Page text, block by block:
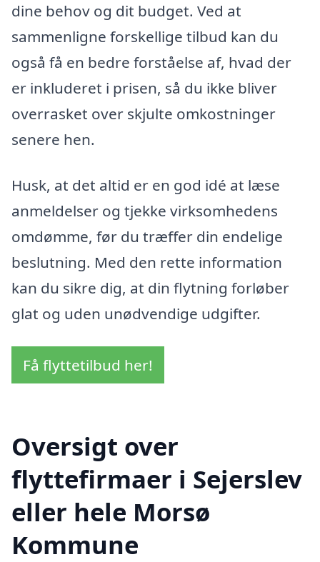
dine behov og dit budget. Ved at
sammenligne forskellige tilbud kan du
også få en bedre forståelse af, hvad der
er inkluderet i prisen, så du ikke bliver
overrasket over skjulte omkostninger
senere hen.
Husk, at det altid er en god idé at læse
anmeldelser og tjekke virksomhedens
omdømme, før du træffer din endelige
beslutning. Med den rette information
kan du sikre dig, at din flytning forløber
glat og uden unødvendige udgifter.
Få flyttetilbud her!
Oversigt over
flyttefirmaer i Sejerslev
eller hele Morsø
Kommune